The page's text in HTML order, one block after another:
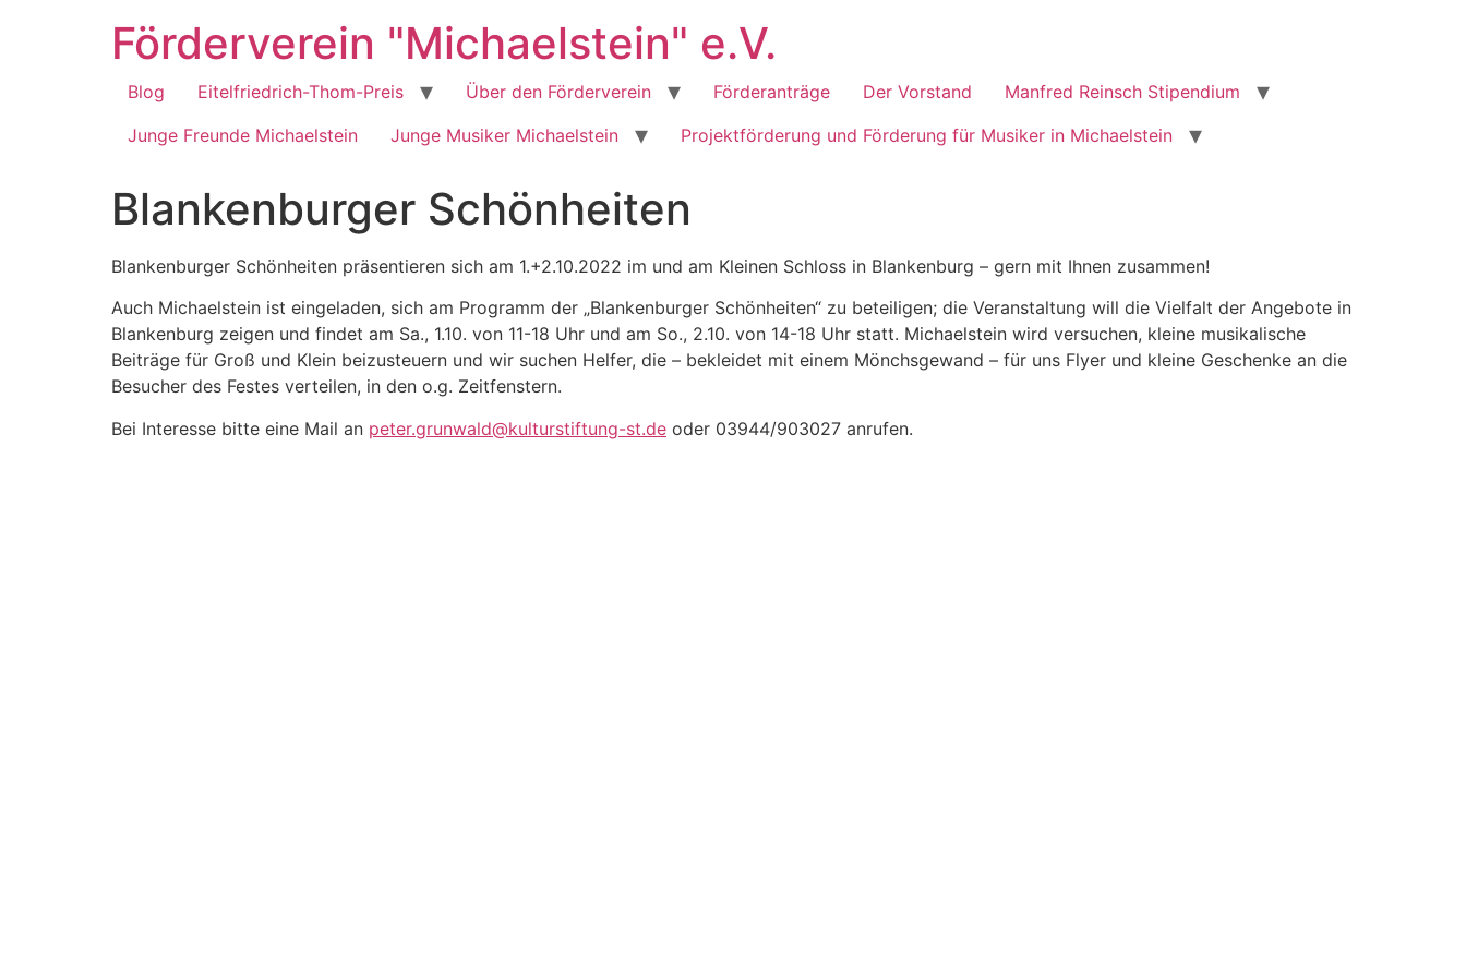
Förderverein "Michaelstein" e.V.
Blog Eitelfriedrich-Thom-Preis Über den Förderverein Förderanträge Der Vorstand
Manfred Reinsch Stipendium
Junge Freunde Michaelstein
Junge Musiker Michaelstein Projektförderung und Förderung für Musiker in Michaelstein
Blankenburger Schönheiten
Blankenburger Schönheiten präsentieren sich am 1.+2.10.2022 im und am Kleinen Schloss in Blankenburg – gern mit Ihnen zusammen!
Auch Michaelstein ist eingeladen, sich am Programm der „Blankenburger Schönheiten“ zu beteiligen; die Veranstaltung will die Vielfalt der Angebote in
Blankenburg zeigen und findet am Sa., 1.10. von 11-18 Uhr und am So., 2.10. von 14-18 Uhr statt. Michaelstein wird versuchen, kleine musikalische
Beiträge für Groß und Klein beizusteuern und wir suchen Helfer, die – bekleidet mit einem Mönchsgewand – für uns Flyer und kleine Geschenke an die
Besucher des Festes verteilen, in den o.g. Zeitfenstern.
Bei Interesse bitte eine Mail an peter.grunwald@kulturstiftung-st.de oder 03944/903027 anrufen.